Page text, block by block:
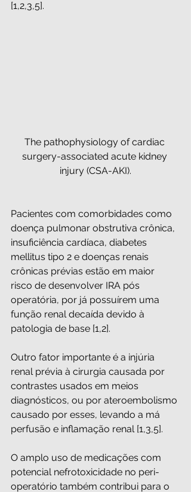
[1,2,3,5].
The pathophysiology of cardiac
surgery-associated acute kidney
injury (CSA-AKI).
Pacientes com comorbidades como
doença pulmonar obstrutiva crônica,
insuficiência cardíaca, diabetes
mellitus tipo 2 e doenças renais
crônicas prévias estão em maior
risco de desenvolver IRA pós
operatória, por já possuírem uma
função renal decaída devido à
patologia de base [1,2].
Outro fator importante é a injúria
renal prévia à cirurgia causada por
contrastes usados em meios
diagnósticos, ou por ateroembolismo
causado por esses, levando a má
perfusão e inflamação renal [1,3,5].
O amplo uso de medicações com
potencial nefrotoxicidade no peri-
operatório também contribui para o